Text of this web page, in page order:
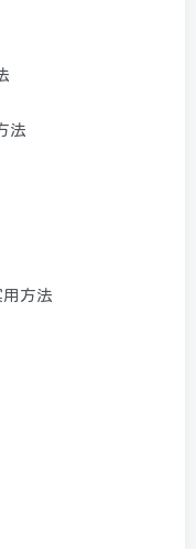
法
方法